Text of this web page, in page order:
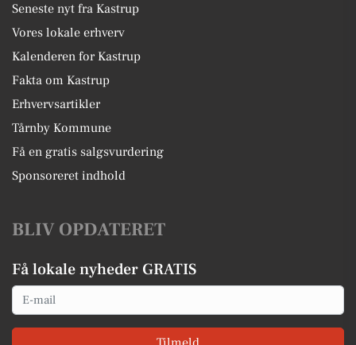
Seneste nyt fra Kastrup
Vores lokale erhverv
Kalenderen for Kastrup
Fakta om Kastrup
Erhvervsartikler
Tårnby Kommune
Få en gratis salgsvurdering
Sponsoreret indhold
BLIV OPDATERET
Få lokale nyheder GRATIS
Email